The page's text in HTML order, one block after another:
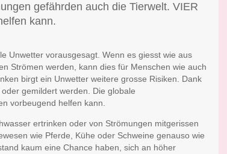
gefährden auch die Tierwelt. VIER
kann.
Unwetter vorausgesagt. Wenn es giesst wie aus
Strömen werden, kann dies für Menschen wie auch
birgt ein Unwetter weitere grosse Risiken. Dank
gemildert werden. Die globale
vorbeugend helfen kann.
ertrinken oder von Strömungen mitgerissen
wie Pferde, Kühe oder Schweine genauso wie
kaum eine Chance haben, sich an höher